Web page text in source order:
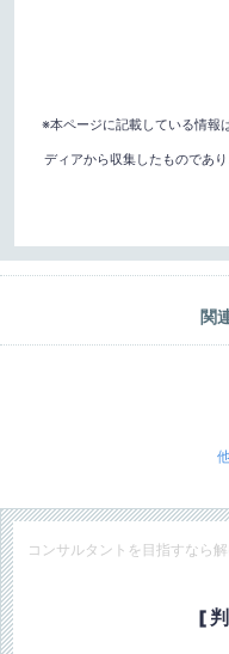
※本ページに記載している情報
ディアから収集したものであ
関
コンサルタントを目指すなら
[